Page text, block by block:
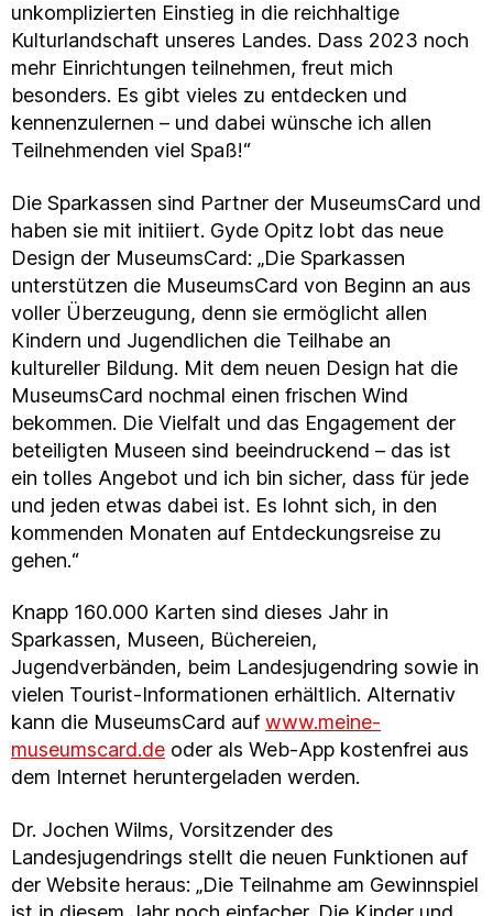
unkomplizierten Einstieg in die reichhaltige
Kulturlandschaft unseres Landes. Dass 2023 noch
mehr Einrichtungen teilnehmen, freut mich
besonders. Es gibt vieles zu entdecken und
kennenzulernen – und dabei wünsche ich allen
Teilnehmenden viel Spaß!“
Die Sparkassen sind Partner der MuseumsCard und
haben sie mit initiiert. Gyde Opitz lobt das neue
Design der MuseumsCard: „Die Sparkassen
unterstützen die MuseumsCard von Beginn an aus
voller Überzeugung, denn sie ermöglicht allen
Kindern und Jugendlichen die Teilhabe an
kultureller Bildung. Mit dem neuen Design hat die
MuseumsCard nochmal einen frischen Wind
bekommen. Die Vielfalt und das Engagement der
beteiligten Museen sind beeindruckend – das ist
ein tolles Angebot und ich bin sicher, dass für jede
und jeden etwas dabei ist. Es lohnt sich, in den
kommenden Monaten auf Entdeckungsreise zu
gehen.“
Knapp 160.000 Karten sind dieses Jahr in
Sparkassen, Museen, Büchereien,
Jugendverbänden, beim Landesjugendring sowie in
vielen Tourist-Informationen erhältlich. Alternativ
kann die MuseumsCard auf www.meine-
museumscard.de oder als Web-App kostenfrei aus
dem Internet heruntergeladen werden.
Dr. Jochen Wilms, Vorsitzender des
Landesjugendrings stellt die neuen Funktionen auf
der Website heraus: „Die Teilnahme am Gewinnspiel